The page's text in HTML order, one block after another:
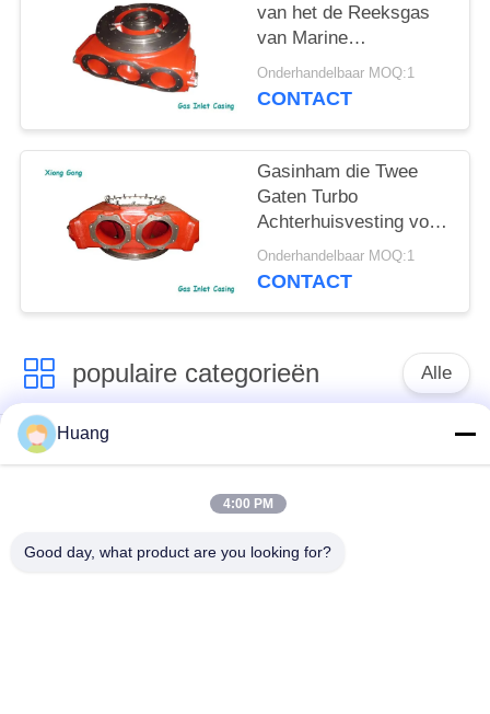
van het de Reeksgas
van Marine
Turbocharger Turbo
Housing NA/TCA Gat
Onderhandelbaar MOQ:1
CONTACT
Gasinham die Twee
Gaten Turbo
Achterhuisvesting voor
Schipdieselmotor
insluiten
Onderhandelbaar MOQ:1
CONTACT
populaire categorieën Alle
Marine Turbocharger
Parts
Turbocompressor
IHI-
ONTMOETE
Huang
4:00 PM
Good day, what product are you looking for?